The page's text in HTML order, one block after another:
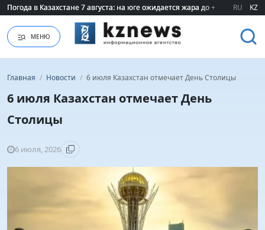
Погода в Казахстане 7 августа: на юге ожидается жара до +40 градусов
Погода в Казахстане 7 августа: на юге ожидается жара до +40 градусов
RU KZ
МЕНЮ
Главная / Новости / 6 июля Казахстан отмечает День Столицы
6 июля Казахстан отмечает День
Столицы
6 июля, 2026